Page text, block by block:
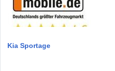
Kia Sportage